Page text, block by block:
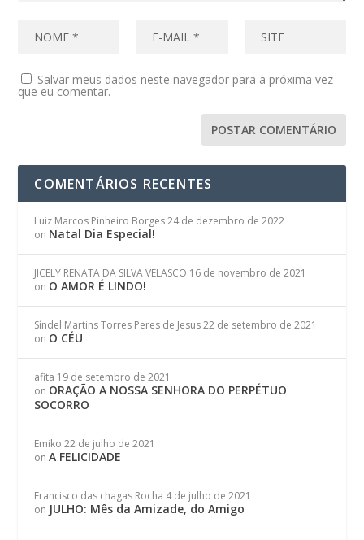
Salvar meus dados neste navegador para a próxima vez
que eu comentar.
COMENTÁRIOS RECENTES
Luiz Marcos Pinheiro Borges 24 de dezembro de 2022
on Natal Dia Especial!
JICELY RENATA DA SILVA VELASCO 16 de novembro de 2021
on O AMOR É LINDO!
Síndel Martins Torres Peres de Jesus 22 de setembro de 2021
on O CÉU
afita 19 de setembro de 2021
on ORAÇÃO A NOSSA SENHORA DO PERPÉTUO
SOCORRO
Emiko 22 de julho de 2021
onA FELICIDADE
Francisco das chagas Rocha 4 de julho de 2021
on JULHO: Mês da Amizade, do Amigo